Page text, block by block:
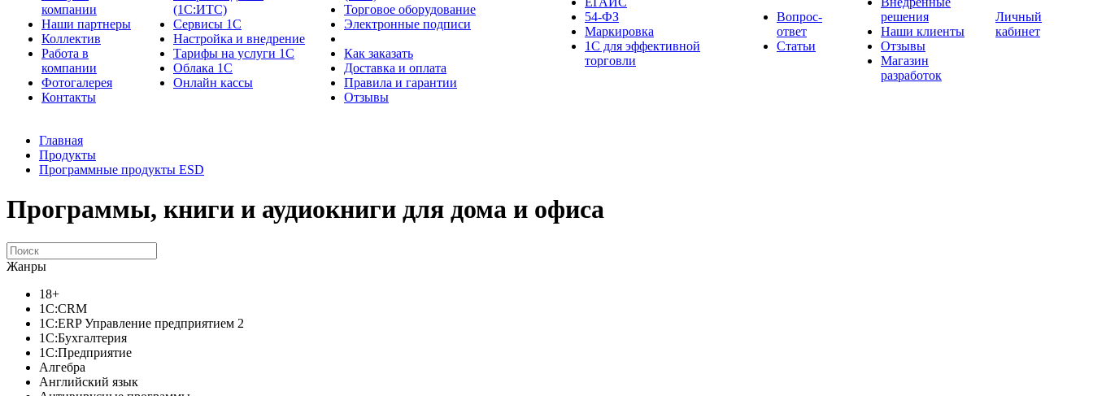
компании
Наши партнеры
Коллектив
Работа в
компании
Фотогалерея
Контакты
(1С:ИТС)
Сервисы 1С
Настройка и внедрение
Тарифы на услуги 1С
Облака 1С
Онлайн кассы
Торговое оборудование
Электронные подписи
Как заказать
Доставка и оплата
Правила и гарантии
Отзывы
54-ФЗ
Маркировка
1С для эффективной
торговли
Вопрос-
ответ
Статьи
решения
Наши клиенты
Отзывы
Магазин
разработок
Личный
кабинет
Главная
Продукты
Программные продукты ESD
Программы, книги и аудиокниги для дома и офиса
Жанры
18+
1C:CRM
1С:ERP Управление предприятием 2
1С:Бухгалтерия
1С:Предприятие
Алгебра
Английский язык